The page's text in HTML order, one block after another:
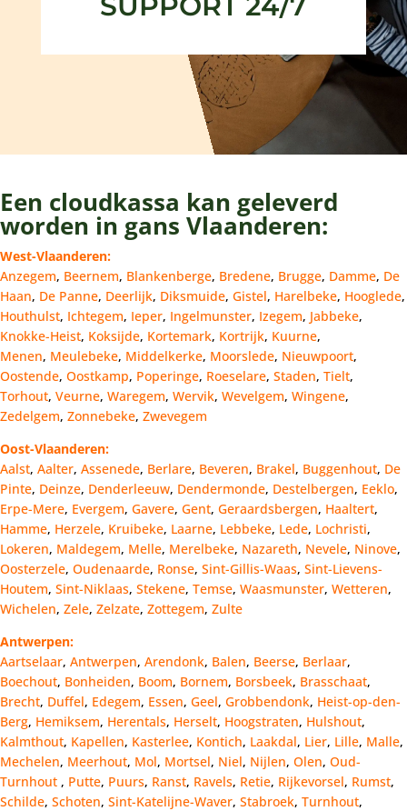
Een cloudkassa kan geleverd
worden in gans Vlaanderen:
West-Vlaanderen:
Anzegem, Beernem, Blankenberge, Bredene, Brugge, Damme, De
Haan, De Panne, Deerlijk, Diksmuide, Gistel, Harelbeke, Hooglede,
Houthulst, Ichtegem, Ieper, Ingelmunster, Izegem, Jabbeke,
Knokke-Heist, Koksijde, Kortemark, Kortrijk, Kuurne,
Menen, Meulebeke, Middelkerke, Moorslede, Nieuwpoort,
Oostende, Oostkamp, Poperinge, Roeselare, Staden, Tielt,
Torhout, Veurne, Waregem, Wervik, Wevelgem, Wingene,
Zedelgem, Zonnebeke, Zwevegem
Oost-Vlaanderen:
Aalst, Aalter, Assenede, Berlare, Beveren, Brakel, Buggenhout, De
Pinte, Deinze, Denderleeuw, Dendermonde, Destelbergen, Eeklo,
Erpe-Mere, Evergem, Gavere, Gent, Geraardsbergen, Haaltert,
Hamme, Herzele, Kruibeke, Laarne, Lebbeke, Lede, Lochristi,
Lokeren, Maldegem, Melle, Merelbeke, Nazareth, Nevele, Ninove,
Oosterzele, Oudenaarde, Ronse, Sint-Gillis-Waas, Sint-Lievens-
Houtem, Sint-Niklaas, Stekene, Temse, Waasmunster, Wetteren,
Wichelen, Zele, Zelzate, Zottegem, Zulte
Antwerpen:
Aartselaar, Antwerpen, Arendonk, Balen, Beerse, Berlaar,
Boechout, Bonheiden, Boom, Bornem, Borsbeek, Brasschaat,
Brecht, Duffel, Edegem, Essen, Geel, Grobbendonk, Heist-op-den-
Berg, Hemiksem, Herentals, Herselt, Hoogstraten, Hulshout,
Kalmthout, Kapellen, Kasterlee, Kontich, Laakdal, Lier, Lille, Malle,
Mechelen, Meerhout, Mol, Mortsel, Niel, Nijlen, Olen, Oud-
Turnhout , Putte, Puurs, Ranst, Ravels, Retie, Rijkevorsel, Rumst,
Schilde, Schoten, Sint-Katelijne-Waver, Stabroek, Turnhout,